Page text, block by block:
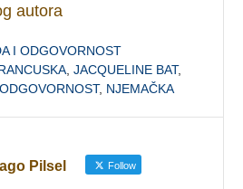
autora
I ODGOVORNOST
,JACQUELINE BAT,
, NJEMAČKA
Pilsel Follow